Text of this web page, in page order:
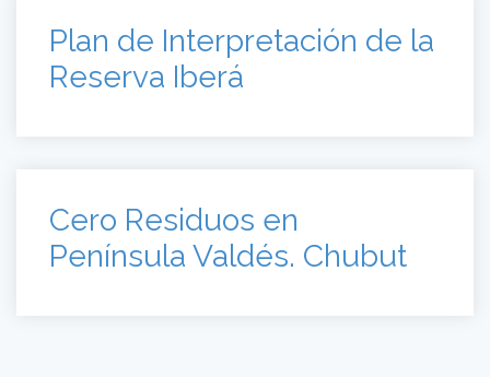
Plan de Interpretación de la
Reserva Iberá
Cero Residuos en
Península Valdés. Chubut